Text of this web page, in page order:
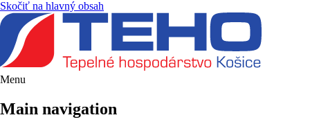
Skočiť na hlavný obsah
Menu
Main navigation